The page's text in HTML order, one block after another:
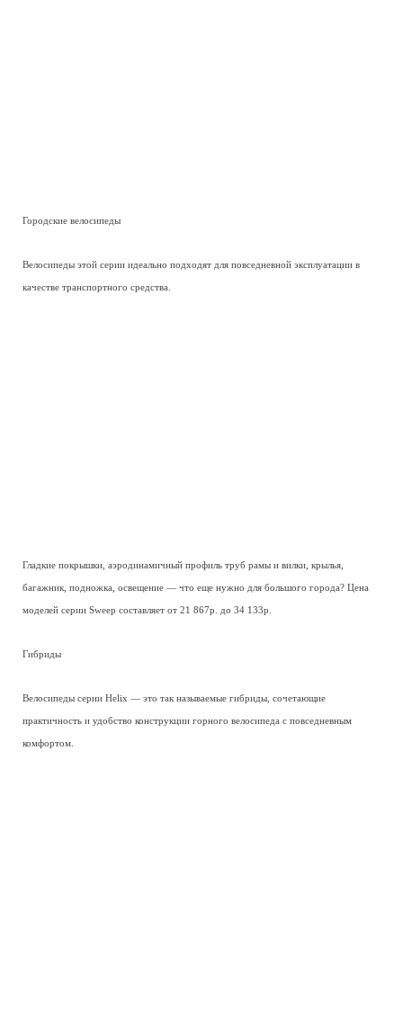
Городские велосипеды
Велосипеды этой серии идеально подходят для повседневной эксплуатации в
качестве транспортного средства.
Гладкие покрышки, аэродинамичный профиль труб рамы и вилки, крылья,
багажник, подножка, освещение — что еще нужно для большого города? Цена
моделей серии Sweep составляет от 21 867р. до 34 133р.
Гибриды
Велосипеды серии Helix — это так называемые гибриды, сочетающие
практичность и удобство конструкции горного велосипеда с повседневным
комфортом.